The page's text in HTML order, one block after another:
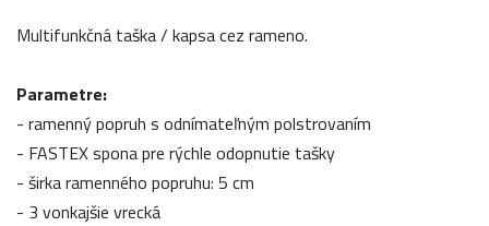
Multifunkčná taška / kapsa cez rameno.
Parametre:
- ramenný popruh s odnímateľným polstrovaním
- FASTEX spona pre rýchle odopnutie tašky
- širka ramenného popruhu: 5 cm
- 3 vonkajšie vrecká